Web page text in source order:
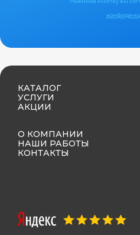
КАТАЛОГ
УСЛУГИ
АКЦИИ
О КОМПАНИИ
НАШИ РАБОТЫ
КОНТАКТЫ